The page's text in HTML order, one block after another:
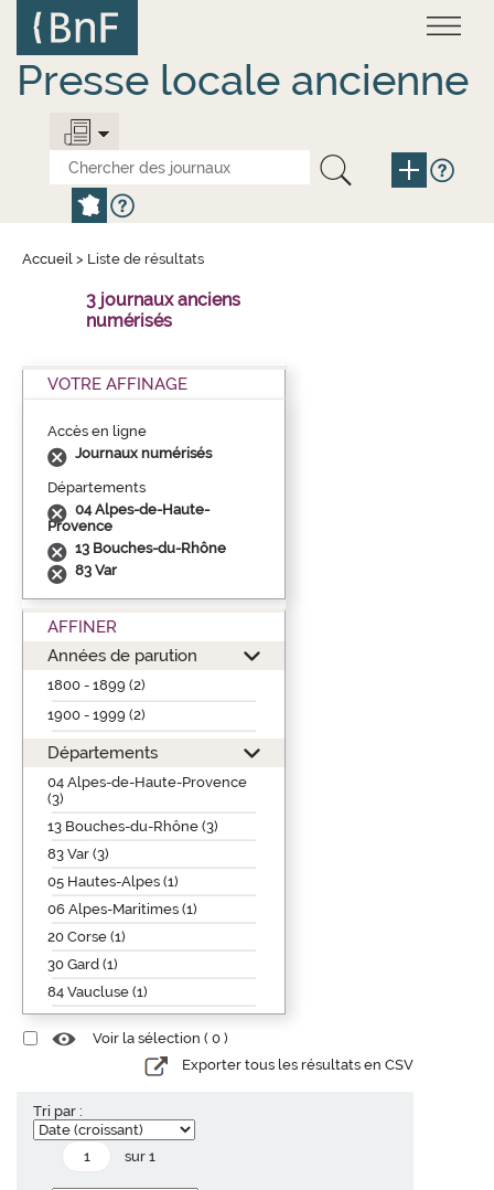
contenu
principal
Presse locale ancienne
Accueil > Liste de résultats
3 journaux anciens
numérisés
VOTRE AFFINAGE
Accès en ligne
Journaux numérisés
Départements
04 Alpes-de-Haute-
Provence
13 Bouches-du-Rhône
83 Var
AFFINER
Années de parution
1800 - 1899 (2)
1900 - 1999 (2)
Départements
04 Alpes-de-Haute-Provence
(3)
13 Bouches-du-Rhône (3)
83 Var (3)
05 Hautes-Alpes (1)
06 Alpes-Maritimes (1)
20 Corse (1)
30 Gard (1)
84 Vaucluse (1)
Voir la sélection ( 0 )
Exporter tous les résultats en CSV
Tri par :
sur 1
Panneau de gestion des cookies